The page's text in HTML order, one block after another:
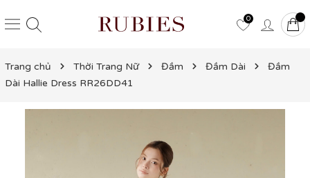
0
Trang chủ Thời Trang Nữ Đầm Đầm Dài
Đầm
Dài Hallie Dress RR26DD41